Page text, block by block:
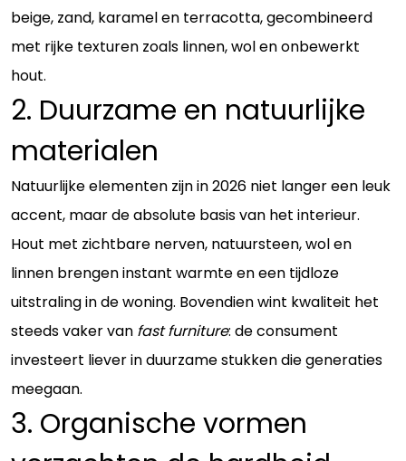
beige, zand, karamel en terracotta, gecombineerd
met rijke texturen zoals linnen, wol en onbewerkt
hout.
2. Duurzame en natuurlijke
materialen
Natuurlijke elementen zijn in 2026 niet langer een leuk
accent, maar de absolute basis van het interieur.
Hout met zichtbare nerven, natuursteen, wol en
linnen brengen instant warmte en een tijdloze
uitstraling in de woning. Bovendien wint kwaliteit het
steeds vaker van fast furniture: de consument
investeert liever in duurzame stukken die generaties
meegaan.
3. Organische vormen